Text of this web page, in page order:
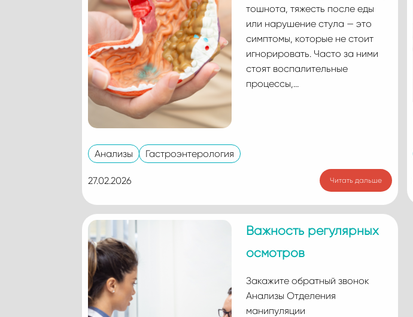
тошнота, тяжесть после еды
или нарушение стула — это
симптомы, которые не стоит
игнорировать. Часто за ними
стоят воспалительные
процессы,…
Анализы Гастроэнтерология
27.02.2026 Читать дальше
Важность регулярных
осмотров
Закажите обратный звонок
Анализы Отделения
манипуляции